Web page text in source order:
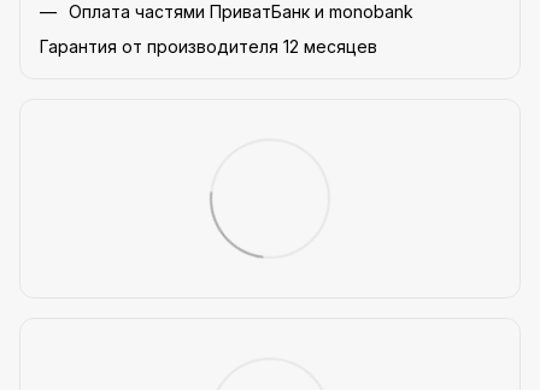
Оплата частями ПриватБанк и monobank
Гарантия от производителя 12 месяцев